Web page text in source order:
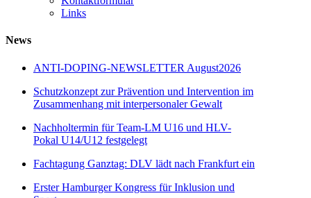
Links
News
ANTI-DOPING-NEWSLETTER August2026
Schutzkonzept zur Prävention und Intervention im
Zusammenhang mit interpersonaler Gewalt
Nachholtermin für Team-LM U16 und HLV-
Pokal U14/U12 festgelegt
Fachtagung Ganztag: DLV lädt nach Frankfurt ein
Erster Hamburger Kongress für Inklusion und